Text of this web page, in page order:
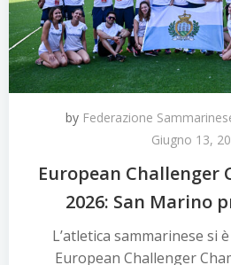
by Federazione
Giugno 13,
European Challenger
2026: San Marino
L’atletica sammarinese si
European Challenger